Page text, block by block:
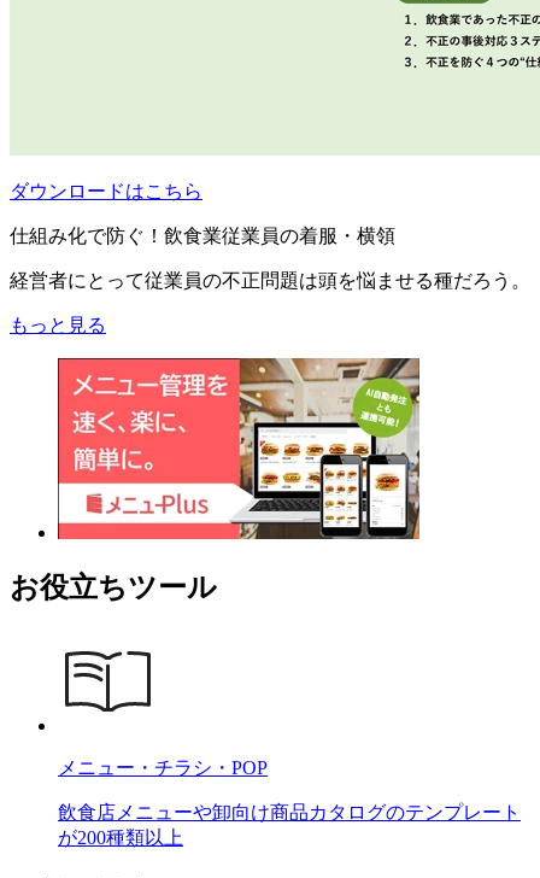
ダウンロードはこちら
仕組み化で防ぐ！飲食業従業員の着服・横領
経営者にとって従業員の不正問題は頭を悩ませる種だろう。
もっと見る
お役立ちツール
メニュー・チラシ・POP
飲食店メニューや卸向け商品カタログのテンプレート
が200種類以上